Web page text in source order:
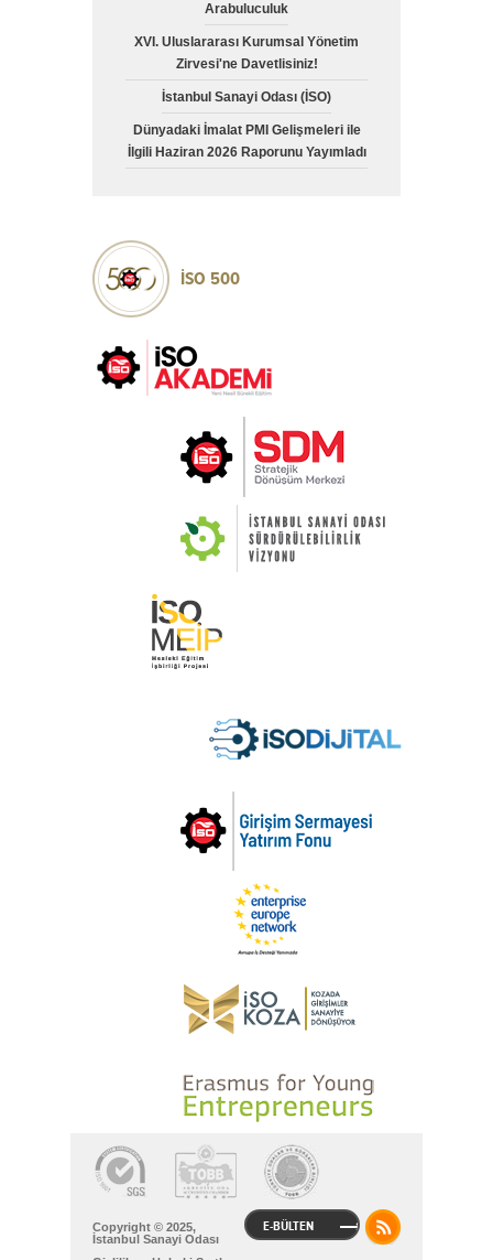
Arabuluculuk
XVI. Uluslararası Kurumsal Yönetim
Zirvesi'ne Davetlisiniz!
İstanbul Sanayi Odası (İSO)
Dünyadaki İmalat PMI Gelişmeleri ile
İlgili Haziran 2026 Raporunu Yayımladı
İSO 500
E-BÜLTEN
Copyright © 2025,
İstanbul Sanayi Odası